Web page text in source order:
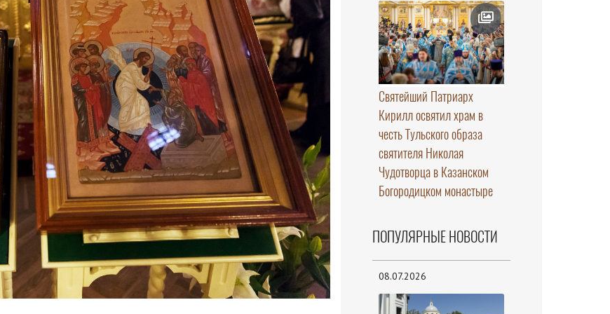
Святейший Патриарх
Кирилл освятил храм в
честь Тульского образа
святителя Николая
Чудотворца в Казанском
Богородицком монастыре
ПОПУЛЯРНЫЕ НОВОСТИ
08.07.2026